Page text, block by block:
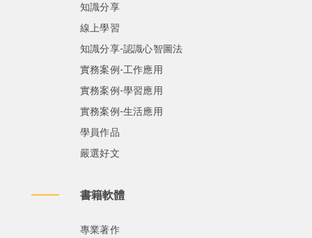
知識分享
線上學習
知識分享-認識心智圖法
實務案例-工作應用
實務案例-學習應用
實務案例-生活應用
學員作品
嚴選好文
書籍軟體
專業著作